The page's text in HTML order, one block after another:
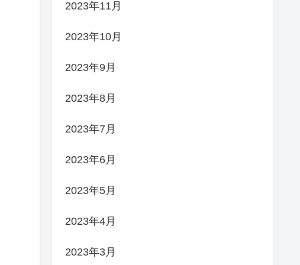
2023年11月
2023年10月
2023年9月
2023年8月
2023年7月
2023年6月
2023年5月
2023年4月
2023年3月